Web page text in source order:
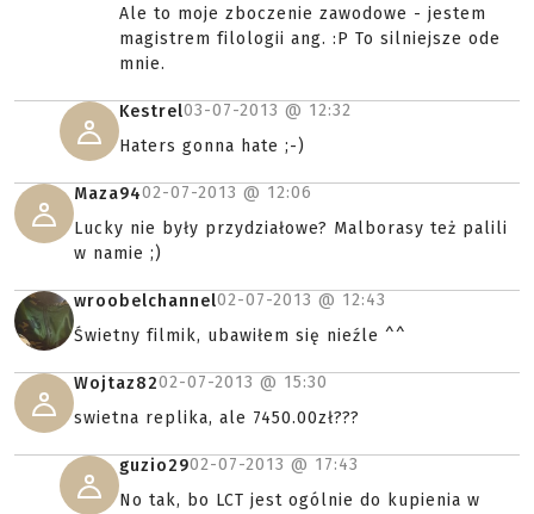
Ale to moje zboczenie zawodowe - jestem
magistrem filologii ang. :P To silniejsze ode
mnie.
Kestrel03-07-2013 @ 12:32
Haters gonna hate ;-)
Maza9402-07-2013 @ 12:06
Lucky nie były przydziałowe? Malborasy też palili
w namie ;)
wroobelchannel02-07-2013 @ 12:43
Świetny filmik, ubawiłem się nieźle ^^
Wojtaz8202-07-2013 @ 15:30
swietna replika, ale 7450.00zł???
guzio2902-07-2013 @ 17:43
No tak, bo LCT jest ogólnie do kupienia w